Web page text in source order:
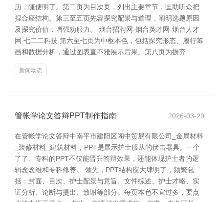
历，随便明了。第二页为目次页，列出主要章节，匡助听众把
捏合座结构。第三至五页先容探究配景与道理，阐明选题原因
及探究价值，增强劝服力。 烟台招聘网-烟台英才网-烟台人才
网 七二二科技 第六至七页为中枢本色，包括探究形态、履行筹
画和数据分析，通过图表直不雅展示后果。第八页为摒弃
新闻动态
管帐学论文答辩PPT制作指南 2026-03-29
在管帐学论文答辩中南平市建阳区阁中贸易有限公司_金属材料
_装修材料_建筑材料，PPT是展示护士服从的伏击器具。一个
了了、专科的PPT不仅能晋升答辩效果，还能体现护士者的逻
辑念念维和专科修养。 领先，PPT结构应大肆明了，频繁包
括：封面、目次、护士配景与意旨、文件综述、护士才略、实
证分析、论断与提出、致谢等部分。每页本色不宜过多，要点